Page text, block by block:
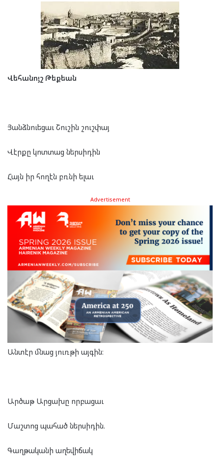
Վեհանոյշ Թեքեան
Յանձնուեցաւ Շուշին շուշփայ
Վէրքը կոտտաց ներսիդին
Հայն իր հողէն բռնի ելաւ
Advertisement
Անտէր մնաց յուռթի այգին։
Արծաթ Արցախը որբացաւ
Մաշտոց պահած ներսիդին.
Գաղթականի աղեվիճակ